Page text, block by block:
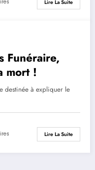
Lire La Suite
Funéraire,
mort !
destinée à expliquer le
Lire La Suite